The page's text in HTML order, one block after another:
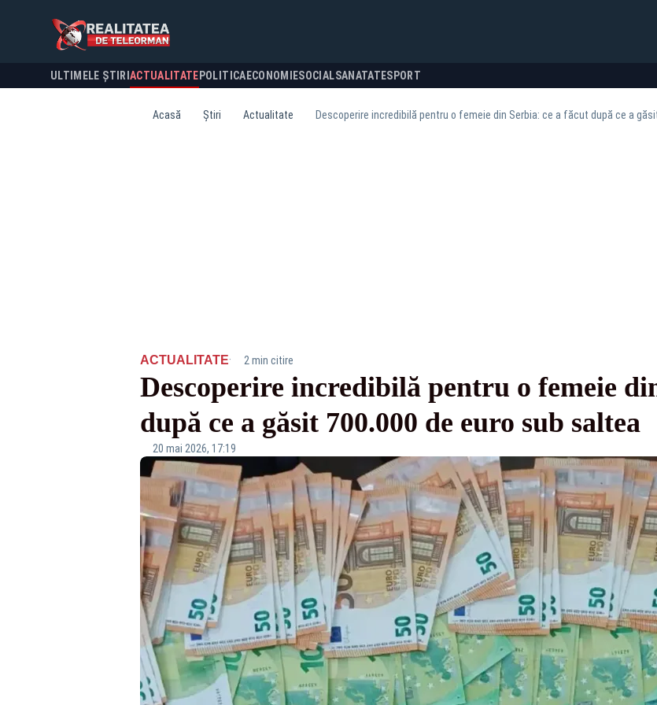
ULTIMELE ȘTIRI ACTUALITATE POLITICA ECONOMIESOCIALSANATATESPORT
Acasă Știri Actualitate Descoperire incredibilă pentru o femeie din Serbia: ce a făcut după ce a
ACTUALITATE· 2 min citire
Descoperire incredibilă pentru o femeie
după ce a găsit 700.000 de euro sub saltea
20 mai 2026, 17:19